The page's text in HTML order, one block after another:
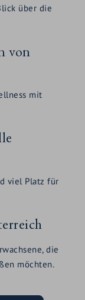
über die
von
mit
viel Platz für
die
möchten.